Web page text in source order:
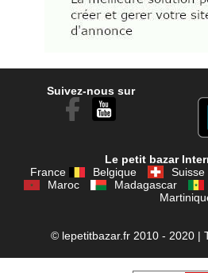
Suivez-nous sur
Le petit bazar
France
Belgique Suisse
Maroc
Madagascar
© lepetitbazar.fr 2010 - 2020 |